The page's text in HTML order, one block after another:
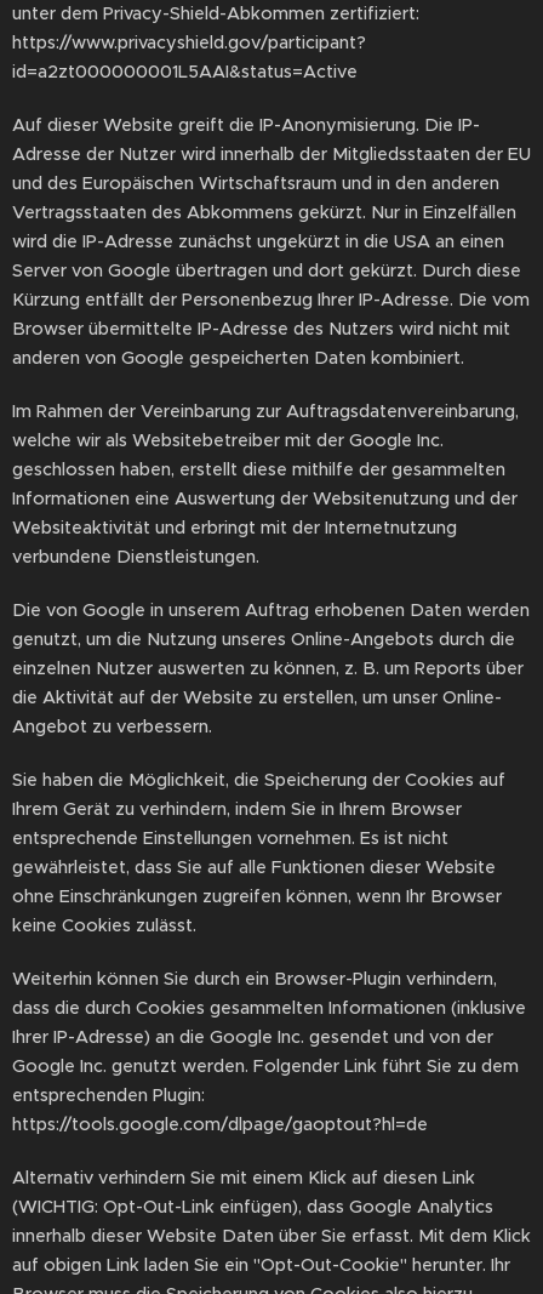
unter dem Privacy-Shield-Abkommen zertifiziert:
https://www.privacyshield.gov/participant?
id=a2zt000000001L5AAI&status=Active
Auf dieser Website greift die IP-Anonymisierung. Die IP-
Adresse der Nutzer wird innerhalb der Mitgliedsstaaten der EU
und des Europäischen Wirtschaftsraum und in den anderen
Vertragsstaaten des Abkommens gekürzt. Nur in Einzelfällen
wird die IP-Adresse zunächst ungekürzt in die USA an einen
Server von Google übertragen und dort gekürzt. Durch diese
Kürzung entfällt der Personenbezug Ihrer IP-Adresse. Die vom
Browser übermittelte IP-Adresse des Nutzers wird nicht mit
anderen von Google gespeicherten Daten kombiniert.
Im Rahmen der Vereinbarung zur Auftragsdatenvereinbarung,
welche wir als Websitebetreiber mit der Google Inc.
geschlossen haben, erstellt diese mithilfe der gesammelten
Informationen eine Auswertung der Websitenutzung und der
Websiteaktivität und erbringt mit der Internetnutzung
verbundene Dienstleistungen.
Die von Google in unserem Auftrag erhobenen Daten werden
genutzt, um die Nutzung unseres Online-Angebots durch die
einzelnen Nutzer auswerten zu können, z. B. um Reports über
die Aktivität auf der Website zu erstellen, um unser Online-
Angebot zu verbessern.
Sie haben die Möglichkeit, die Speicherung der Cookies auf
Ihrem Gerät zu verhindern, indem Sie in Ihrem Browser
entsprechende Einstellungen vornehmen. Es ist nicht
gewährleistet, dass Sie auf alle Funktionen dieser Website
ohne Einschränkungen zugreifen können, wenn Ihr Browser
keine Cookies zulässt.
Weiterhin können Sie durch ein Browser-Plugin verhindern,
dass die durch Cookies gesammelten Informationen (inklusive
Ihrer IP-Adresse) an die Google Inc. gesendet und von der
Google Inc. genutzt werden. Folgender Link führt Sie zu dem
entsprechenden Plugin:
https://tools.google.com/dlpage/gaoptout?hl=de
Alternativ verhindern Sie mit einem Klick auf diesen Link
(WICHTIG: Opt-Out-Link einfügen), dass Google Analytics
innerhalb dieser Website Daten über Sie erfasst. Mit dem Klick
auf obigen Link laden Sie ein "Opt-Out-Cookie" herunter. Ihr